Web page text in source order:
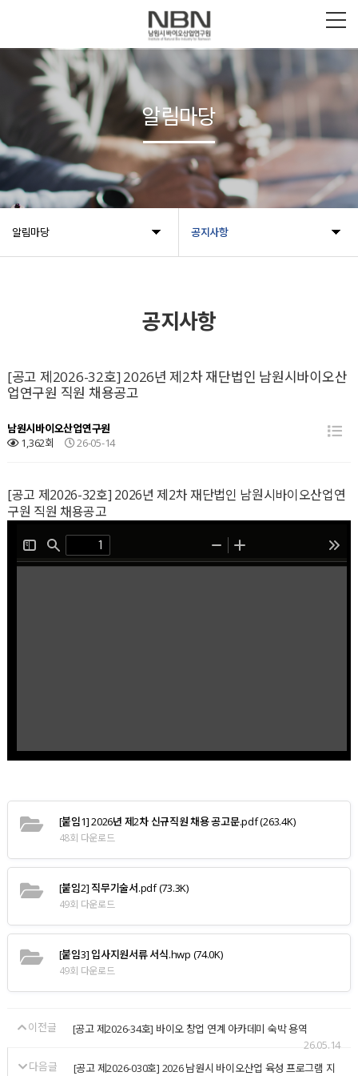
알림마당 공지사항
알림마당
공지사항
[공고 제2026-32호] 2026년 제2차 재단법인 남원시바이오산
업연구원 직원 채용공고
남원시바이오산업연구원
1,362회
26-05-14
[공고 제2026-32호] 2026년 제2차 재단법인 남원시바이오산업연
구원 직원 채용공고
[붙임1] 2026년 제2차 신규직원 채용 공고문.pdf(263.4K)
48회 다운로드
[붙임2] 직무기술서.pdf(73.3K)
49회 다운로드
[붙임3] 입사지원서류 서식.hwp (74.0K)
49회 다운로드
이전글
[공고 제2026-34호] 바이오 창업 연계 아카데미 숙박 용역
26.05.14
다음글
[공고 제2026-030호] 2026 남원시 바이오산업 육성 프로그램 지